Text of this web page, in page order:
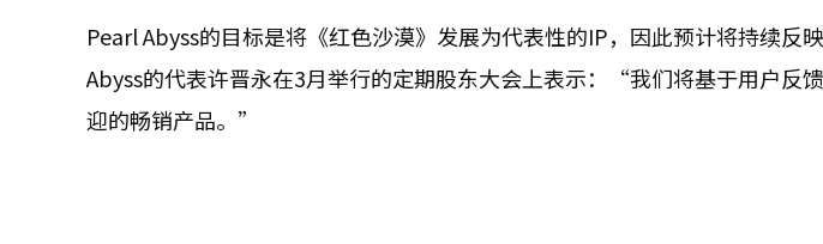
Pearl Abyss的目标是将《红色沙漠》发展为代表性的IP，因此预计将持续反
Abyss的代表许晋永在3月举行的定期股东大会上表示：“我们将基于用户反
迎的畅销产品。”